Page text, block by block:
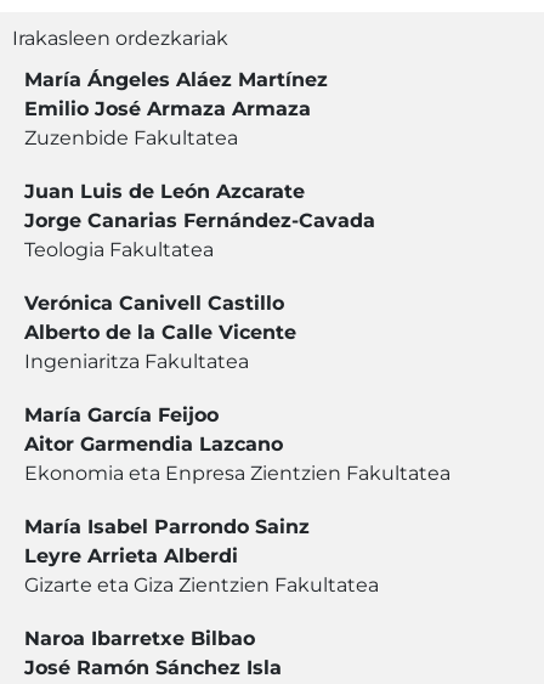
Irakasleen ordezkariak
María Ángeles Aláez Martínez
Emilio José Armaza Armaza
Zuzenbide Fakultatea
Juan Luis de León Azcarate
Jorge Canarias Fernández-Cavada
Teologia Fakultatea
Verónica Canivell Castillo
Alberto de la Calle Vicente
Ingeniaritza Fakultatea
María García Feijoo
Aitor Garmendia Lazcano
Ekonomia eta Enpresa Zientzien Fakultatea
María Isabel Parrondo Sainz
Leyre Arrieta Alberdi
Gizarte eta Giza Zientzien Fakultatea
Naroa Ibarretxe Bilbao
José Ramón Sánchez Isla